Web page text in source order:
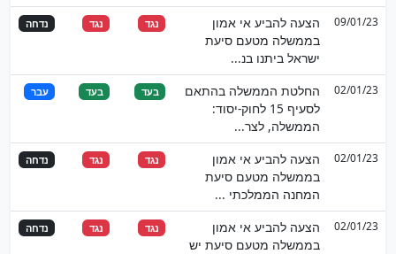
09/01/23
הצעה להביע אי אמון
בממשלה מטעם סיעת
ישראל ביתנו בנ...
נגד נגד נדחה
02/01/23
החלטת הממשלה בהתאם
לסעיף 15 לחוק-יסוד:
הממשלה, לצר...
בעד בעד עבר
02/01/23
הצעה להביע אי אמון
בממשלה מטעם סיעת
המחנה הממלכתי ...
נגד נגד נדחה
02/01/23
הצעה להביע אי אמון
בממשלה מטעם סיעת יש
נגד נגד נדחה